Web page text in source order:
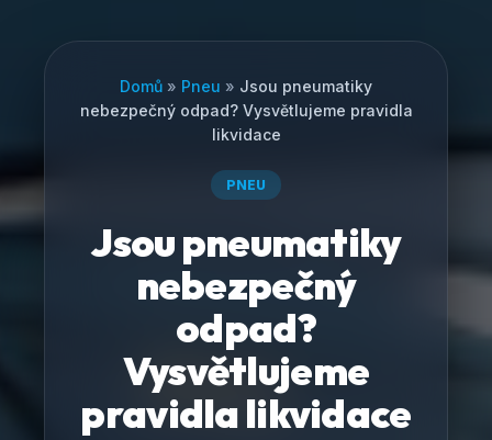
Domů » Pneu » Jsou pneumatiky
nebezpečný odpad? Vysvětlujeme pravidla
likvidace
PNEU
Jsou pneumatiky
nebezpečný
odpad?
Vysvětlujeme
pravidla likvidace